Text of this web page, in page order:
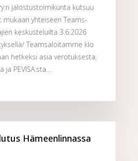
jalostustoimikunta kutsuu
mukaan yhteiseen Teams-
keskusteluilta 3.6.2026
Teamsaloitamme klo
hetkeksi asia verotuksesta,
PEVISA:sta....
Hämeenlinnassa